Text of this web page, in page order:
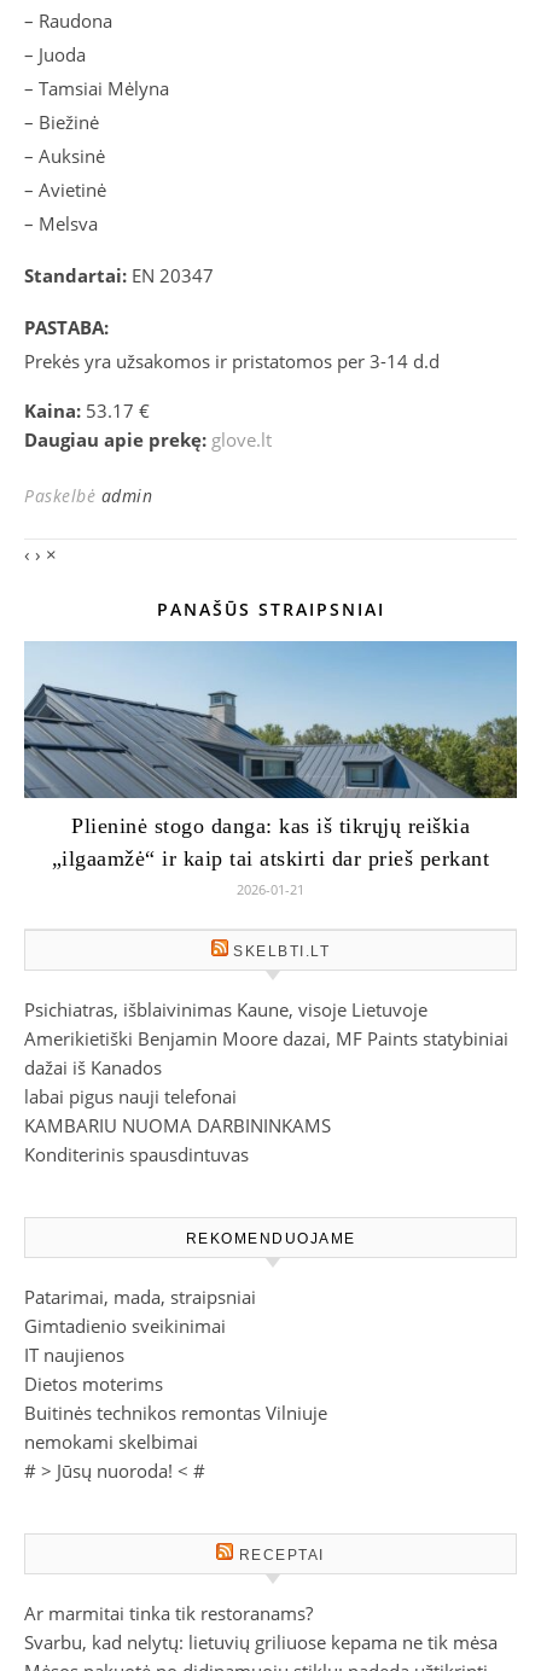
– Raudona
– Juoda
– Tamsiai Mėlyna
– Biežinė
– Auksinė
– Avietinė
– Melsva
Standartai: EN 20347
PASTABA:
Prekės yra užsakomos ir pristatomos per 3-14 d.d
Kaina: 53.17 €
Daugiau apie prekę: glove.lt
Paskelbė admin
‹ › ×
PANAŠŪS STRAIPSNIAI
Plieninė stogo danga: kas iš tikrųjų reiškia
„ilgaamžė“ ir kaip tai atskirti dar prieš perkant
2026-01-21
SKELBTI.LT
Psichiatras, išblaivinimas Kaune, visoje Lietuvoje
Amerikietiški Benjamin Moore dazai, MF Paints statybiniai
dažai iš Kanados
labai pigus nauji telefonai
KAMBARIU NUOMA DARBININKAMS
Konditerinis spausdintuvas
REKOMENDUOJAME
Patarimai, mada, straipsniai
Gimtadienio sveikinimai
IT naujienos
Dietos moterims
Buitinės technikos remontas Vilniuje
nemokami skelbimai
# > Jūsų nuoroda! < #
RECEPTAI
Ar marmitai tinka tik restoranams?
Svarbu, kad nelytų: lietuvių griliuose kepama ne tik mėsa